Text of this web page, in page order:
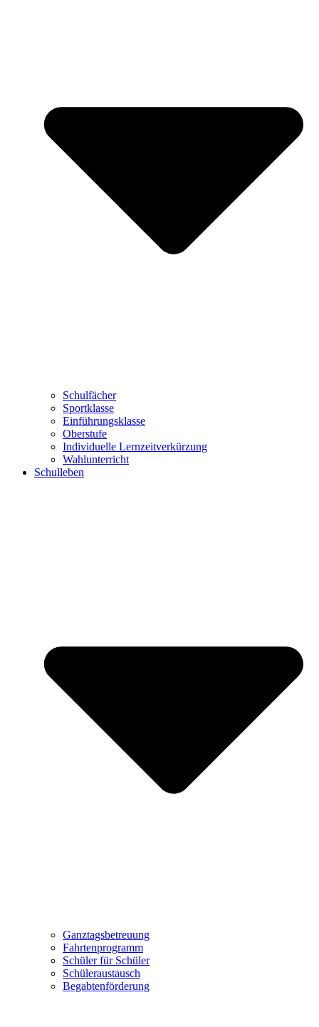
Schulfächer
Sportklasse
Einführungsklasse
Oberstufe
Individuelle Lernzeitverkürzung
Wahlunterricht
Schulleben
Ganztagsbetreuung
Fahrtenprogramm
Schüler für Schüler
Schüleraustausch
Begabtenförderung